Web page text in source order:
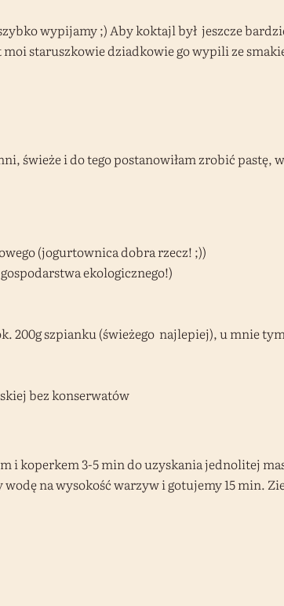
wypijamy ;) Aby koktajl był jeszcze
staruszkowie dziadkowie go wypili ze
świeże i do tego postanowiłam zrobić
(jogurtownica dobra rzecz! ;))
ekologicznego!)
200g szpianku (świeżego najlepiej), u mnie
bez konserwatów
i koperkem 3-5 min do uzyskania jednolitej
na wysokość warzyw i gotujemy 15 min.